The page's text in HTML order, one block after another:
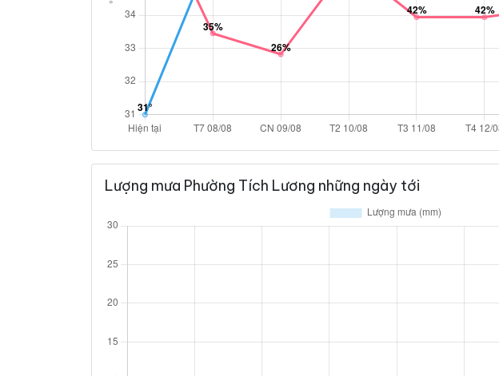
Lượng mưa Phường Tích Lương những ngày tới